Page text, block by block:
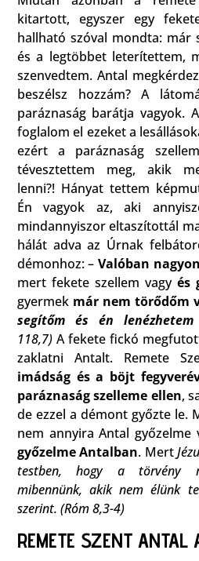
kitartott, egyszer egy
hallható szóval mondta: már
és a legtöbbet leterítettem,
szenvedtem. Antal
beszélsz hozzám? A
paráznaság barátja vagyok.
foglalom el ezeket a
ezért a paráznaság
tévesztettem meg, akik
lenni?! Hányat tettem
Én vagyok az, aki
mindannyiszor eltaszítottál
hálát adva az Úrnak
démonhoz: – Valóban
mert fekete szellem vagy és
gyermek már nem törődőm
segítőm és én lenézhetem
118,7) A fekete fickó
zaklatni Antalt. Remete
imádság és a böjt
paráznaság szelleme ellen,
de ezzel a démont győzte le.
nem annyira Antal győzelme
győzelme Antalban. Mert
testben, hogy a törvény
mibennünk, akik nem élünk
szerint. (Róm 8,3-4)
REMETE SZENT ANTAL